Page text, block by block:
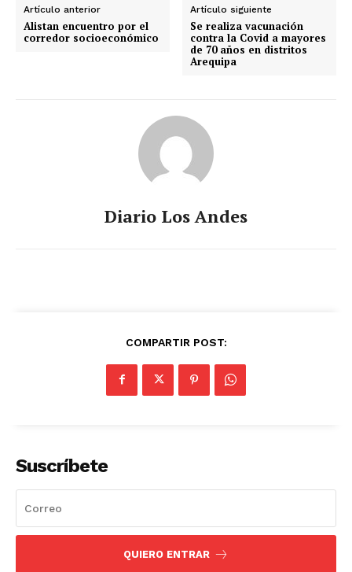
Artículo anterior
Alistan encuentro por el
corredor socioeconómico
Artículo siguiente
Se realiza vacunación
contra la Covid a mayores
de 70 años en distritos
Arequipa
Diario Los Andes
COMPARTIR POST:
Suscríbete
QUIERO ENTRAR